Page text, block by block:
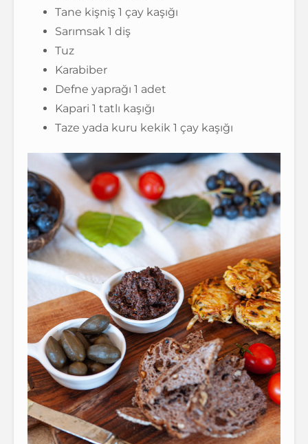
Tane kişniş 1 çay kaşığı
Sarımsak 1 diş
Tuz
Karabiber
Defne yaprağı 1 adet
Kapari 1 tatlı kaşığı
Taze yada kuru kekik 1 çay kaşığı